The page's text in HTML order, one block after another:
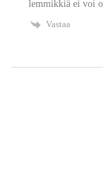
lemmikkiä ei voi
Vastaa